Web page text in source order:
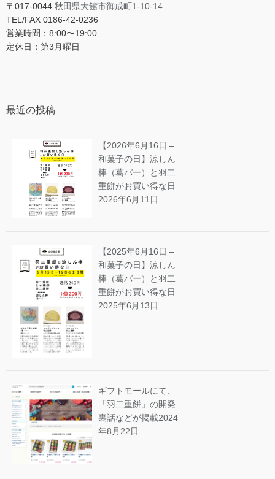
〒017-0044 秋田県大館市御成町1-10-14
TEL/FAX 0186-42-0236
営業時間：8:00〜19:00
定休日：第3月曜日
最近の投稿
【2026年6月16日 –
和菓子の日】涼しん
棒（葛バー）と羽二
重餅がお買い得な日
2026年6月11日
【2025年6月16日 –
和菓子の日】涼しん
棒（葛バー）と羽二
重餅がお買い得な日
2025年6月13日
ギフトモールにて、
「羽二重餅」の開発
裏話などが掲載2024
年8月22日